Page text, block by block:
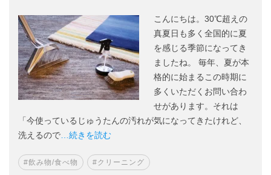
こんにちは。30℃超えの
真夏日も多く全国的に夏
を感じる季節になってき
ましたね。 毎年、夏が本
格的に始まるこの時期に
多くいただくお問い合わ
せがあります。それは
「今使っているじゅうたんの汚れが気になってきたけれど、
洗えるので …続きを読む
#飲み物/食べ物 #クリーニング